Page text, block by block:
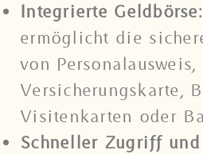
Integrierte Geldbörse:
ermöglicht die
von Personalausweis,
Versicherungskarte,
Visitenkarten oder
Schneller Zugriff